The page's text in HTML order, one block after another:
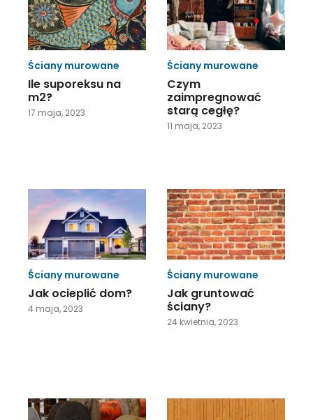
Ściany murowane
Ile suporeksu na
m2?
17 maja, 2023
Ściany murowane
Czym
zaimpregnować
starą cegłę?
11 maja, 2023
Ściany murowane
Jak ocieplić dom?
4 maja, 2023
Ściany murowane
Jak gruntować
ściany?
24 kwietnia, 2023